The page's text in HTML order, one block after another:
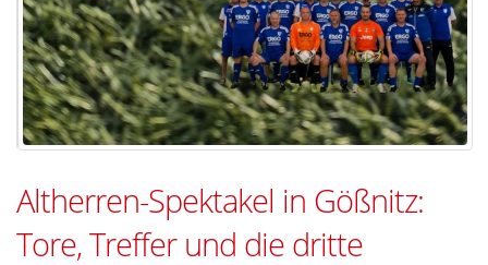
Altherren-Spektakel in Gößnitz:
Tore, Treffer und die dritte